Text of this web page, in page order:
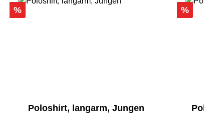
Rabatt
%
Poloshirt, langarm, Jungen
Rabatt
%